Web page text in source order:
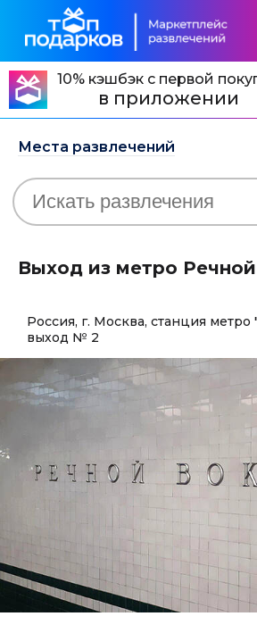
10% кэшбэк с первой
в приложении
Места развлечений
Выход из метро Речной
Россия, г. Москва, станция метро
выход № 2